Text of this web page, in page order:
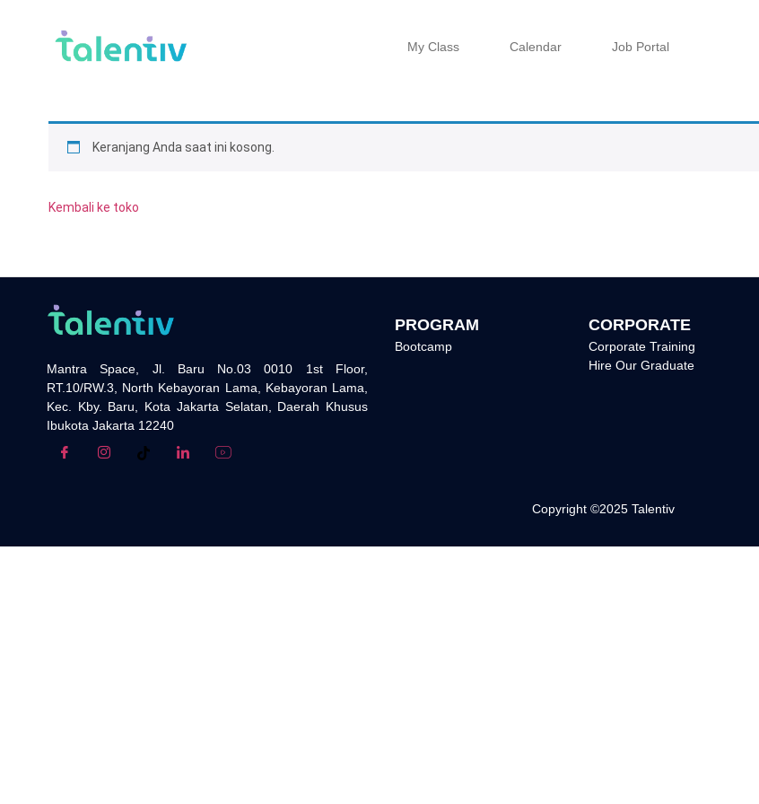
My Class Calendar Job Portal
Keranjang Anda saat ini kosong.
Kembali ke toko
Mantra Space, Jl. Baru No.03 0010 1st Floor,
RT.10/RW.3, North Kebayoran Lama, Kebayoran Lama,
Kec. Kby. Baru, Kota Jakarta Selatan, Daerah Khusus
Ibukota Jakarta 12240
PROGRAM
Bootcamp
CORPORATE
Corporate Training
Hire Our Graduate
Copyright ©2025 Talentiv